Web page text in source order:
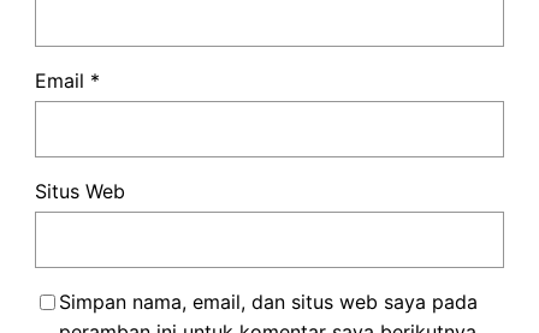
Email *
Situs Web
Simpan nama, email, dan situs web saya pada